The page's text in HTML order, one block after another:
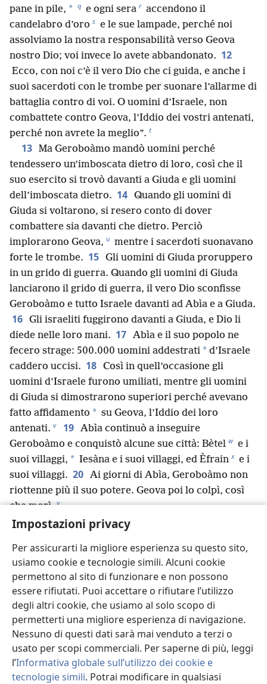
Impostazioni privacy
Per assicurarti la migliore esperienza su questo sito,
usiamo cookie e tecnologie simili. Alcuni cookie
permettono al sito di funzionare e non possono
essere rifiutati. Puoi accettare o rifiutare l’utilizzo
degli altri cookie, che usiamo al solo scopo di
permetterti una migliore esperienza di navigazione.
Nessuno di questi dati sarà mai venduto a terzi o
usato per scopi commerciali. Per saperne di più, leggi
l’Informativa globale sull’utilizzo dei cookie e
tecnologie simili. Potrai modificare in qualsiasi
pane in pile, * q e ogni sera r accendono il
candelabro d’oro s e le sue lampade, perché noi
assolviamo la nostra responsabilità verso Geova
nostro Dio; voi invece lo avete abbandonato. 12
Ecco, con noi c’è il vero Dio che ci guida, e anche i
suoi sacerdoti con le trombe per suonare l’allarme di
battaglia contro di voi. O uomini d’Israele, non
combattete contro Geova, l’Iddio dei vostri antenati,
perché non avrete la meglio”. t
13 Ma Geroboàmo mandò uomini perché
tendessero un’imboscata dietro di loro, così che il
suo esercito si trovò davanti a Giuda e gli uomini
dell’imboscata dietro. 14 Quando gli uomini di
Giuda si voltarono, si resero conto di dover
combattere sia davanti che dietro. Perciò
implorarono Geova, u mentre i sacerdoti suonavano
forte le trombe. 15 Gli uomini di Giuda proruppero
in un grido di guerra. Quando gli uomini di Giuda
lanciarono il grido di guerra, il vero Dio sconfisse
Geroboàmo e tutto Israele davanti ad Abìa e a Giuda.
16 Gli israeliti fuggirono davanti a Giuda, e Dio li
diede nelle loro mani. 17 Abìa e il suo popolo ne
fecero strage: 500.000 uomini addestrati * d’Israele
caddero uccisi. 18 Così in quell’occasione gli
uomini d’Israele furono umiliati, mentre gli uomini
di Giuda si dimostrarono superiori perché avevano
fatto affidamento * su Geova, l’Iddio dei loro
antenati. v 19 Abìa continuò a inseguire
Geroboàmo e conquistò alcune sue città: Bètel w e i
suoi villaggi, * Iesàna e i suoi villaggi, ed Èfrain x e i
suoi villaggi. 20 Ai giorni di Abìa, Geroboàmo non
riottenne più il suo potere. Geova poi lo colpì, così
che morì. y
21 Abìa invece diventò sempre più forte. Con il
22 E il resto della storia di Abìa, le sue azioni e le
sue parole, è riportato negli scritti * del profeta
Iddo. a
Precedente Successivo